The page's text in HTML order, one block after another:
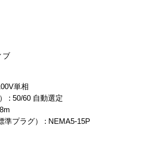
ブ
単相
: 50/60 自動選定
プラグ） : NEMA5-15P